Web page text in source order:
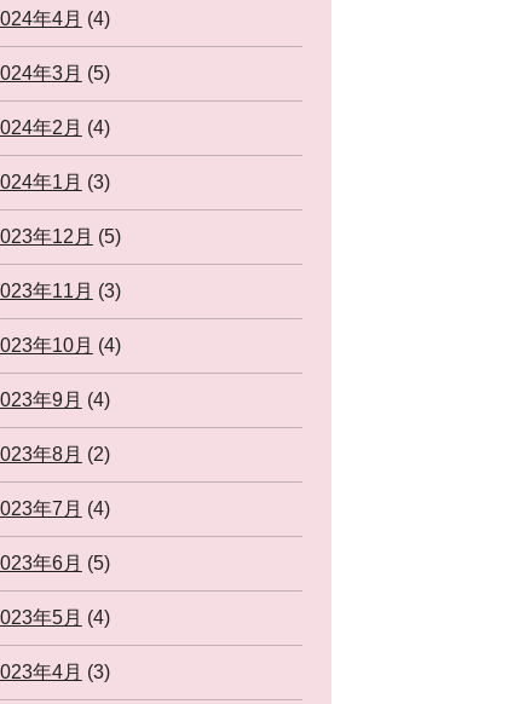
年4月 (4)
年3月 (5)
年2月 (4)
年1月 (3)
年12月 (5)
年11月 (3)
年10月 (4)
年9月 (4)
年8月 (2)
年7月 (4)
年6月 (5)
年5月 (4)
年4月 (3)